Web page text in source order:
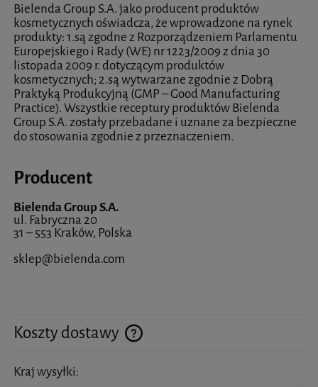
Bielenda Group S.A. jako producent produktów
kosmetycznych oświadcza, że wprowadzone na rynek
produkty: 1.są zgodne z Rozporządzeniem Parlamentu
Europejskiego i Rady (WE) nr 1223/2009 z dnia 30
listopada 2009 r. dotyczącym produktów
kosmetycznych; 2.są wytwarzane zgodnie z Dobrą
Praktyką Produkcyjną (GMP – Good Manufacturing
Practice). Wszystkie receptury produktów Bielenda
Group S.A. zostały przebadane i uznane za bezpieczne
do stosowania zgodnie z przeznaczeniem.
Producent
Bielenda Group S.A.
ul. Fabryczna 20
31 – 553 Kraków, Polska
sklep@bielenda.com
Koszty dostawy
Cena nie zawiera ewentualnych kosztów płatności
Kraj wysyłki: